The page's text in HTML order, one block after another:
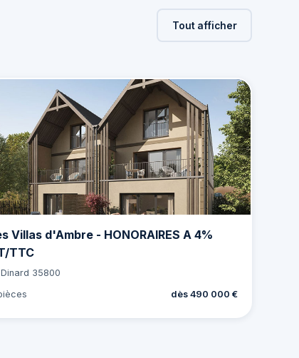
Tout afficher
Villas d'Ambre - HONORAIRES A 4%
TTC
Dinard 35800
dès 490 000 €